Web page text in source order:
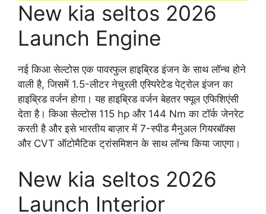
New kia seltos 2026
Launch Engine
नई किआ सेल्टोस एक पावरफुल हाइब्रिड इंजन के साथ लॉन्च होने
वाली है, जिसमें 1.5-लीटर नेचुरली एस्पिरेटेड पेट्रोल इंजन का
हाइब्रिड वर्जन होगा। यह हाइब्रिड वर्जन बेहतर फ्यूल एफिशिएंसी
देता है। किआ सेल्टोस 115 hp और 144 Nm का टॉर्क जेनरेट
करती है और इसे भारतीय बाज़ार में 7-स्पीड मैनुअल गियरबॉक्स
और CVT ऑटोमैटिक ट्रांसमिशन के साथ लॉन्च किया जाएगा।
New kia seltos 2026
Launch Interior